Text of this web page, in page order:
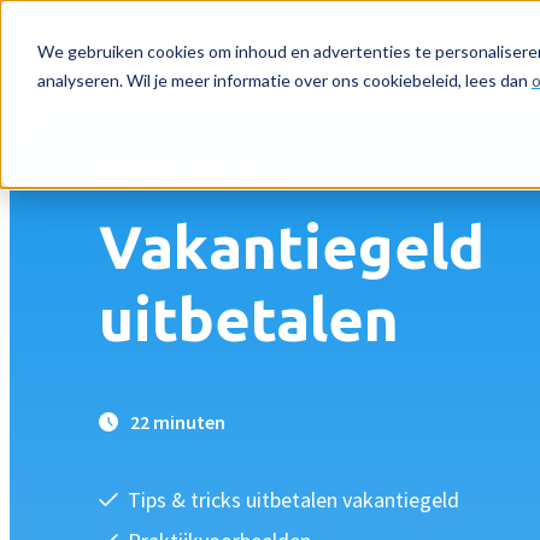
We gebruiken cookies om inhoud en advertenties te
analyseren. Wil je meer informatie over ons cookiebeleid, lees dan
Back
Vakantiegeld
uitbetalen
22 minuten
Tips & tricks uitbetalen vakantiegeld